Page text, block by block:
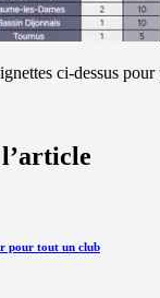
ci-dessus pour
pour tout un club